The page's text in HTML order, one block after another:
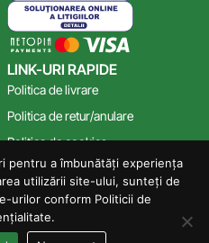
LINK-URI RAPIDE
Politica de livrare
Politica de retur/anulare
Politica de cookies
Poltica de confidențialitate
Termeni și Condiții
pentru a îmbunătăți experiența
utilizării site-ului, sunteți de
urilor conform Politicii de